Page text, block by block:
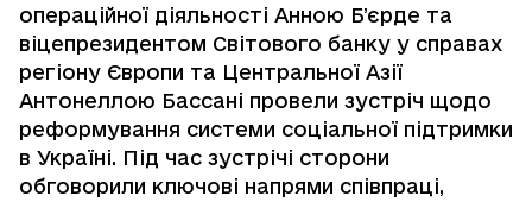
операційної діяльності Анною Бʼєрде та
віцепрезидентом Світового банку у справах
регіону Європи та Центральної Азії
Антонеллою Бассані провели зустріч щодо
реформування системи соціальної підтримки
в Україні. Під час зустрічі сторони
обговорили ключові напрями співпраці,